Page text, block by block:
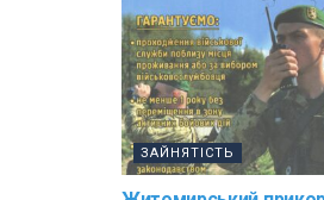
ЗАЙНЯТІСТЬ